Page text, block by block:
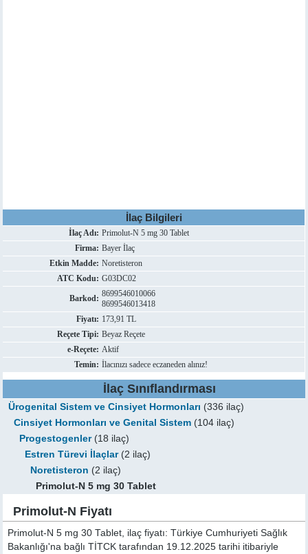
İlaç Bilgileri
İlaç Adı: Primolut-N 5 mg 30 Tablet
Firma: Bayer İlaç
Etkin Madde: Noretisteron
ATC Kodu: G03DC02
Barkod: 8699546010066
8699546013418
Fiyatı: 173,91 TL
Reçete Tipi: Beyaz Reçete
e-Reçete: Aktif
Temin: İlacınızı sadece eczaneden alınız!
İlaç Sınıflandırması
Ürogenital Sistem ve Cinsiyet Hormonları (336 ilaç)
Cinsiyet Hormonları ve Genital Sistem (104 ilaç)
Progestogenler(18 ilaç)
Estren Türevi İlaçlar(2 ilaç)
Noretisteron (2 ilaç)
Primolut-N 5 mg 30 Tablet
Primolut-N Fiyatı
Primolut-N 5 mg 30 Tablet, ilaç fiyatı: Türkiye Cumhuriyeti Sağlık
Bakanlığı'na bağlı TİTCK tarafından 19.12.2025 tarihi itibariyle